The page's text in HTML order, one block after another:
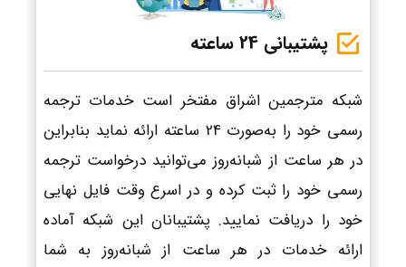
پشتیبانی 24 ساعته
شبکه مترجمین اشراق مفتخر است خدمات ترجمه
رسمی خود را به‌صورت 24 ساعته ارائه نماید بنابراین
در هر ساعت از شبانه‌روز می‌توانید درخواست ترجمه
رسمی خود را ثبت کرده و در اسرع وقت فایل نهایی
خود را دریافت نمایید. پشتیبانان این شبکه آماده
ارائه خدمات در هر ساعت از شبانه‌روز به شما